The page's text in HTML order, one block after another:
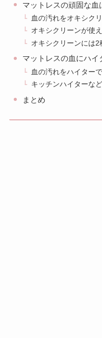
マットレスの頑固な
血の汚れをオキシク
オキシクリーンが使
オキシクリーンには
マットレスの血にハイ
血の汚れをハイター
キッチンハイターな
まとめ